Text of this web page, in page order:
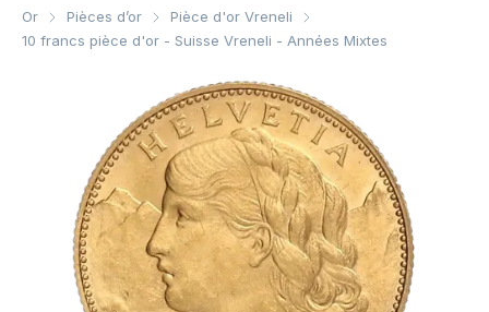
Or Pièces d’or
Pièce d'or Vreneli
10 francs pièce d'or - Suisse Vreneli - Années Mixtes